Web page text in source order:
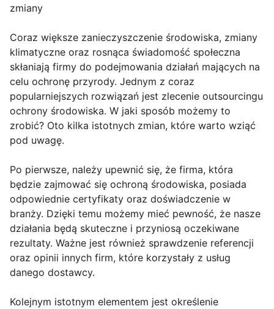
zmiany
Coraz większe zanieczyszczenie środowiska, zmiany
klimatyczne oraz rosnąca świadomość społeczna
skłaniają firmy do podejmowania działań mających na
celu ochronę przyrody. Jednym z coraz
popularniejszych rozwiązań jest zlecenie outsourcingu
ochrony środowiska. W jaki sposób możemy to
zrobić? Oto kilka istotnych zmian, które warto wziąć
pod uwagę.
Po pierwsze, należy upewnić się, że firma, która
będzie zajmować się ochroną środowiska, posiada
odpowiednie certyfikaty oraz doświadczenie w
branży. Dzięki temu możemy mieć pewność, że nasze
działania będą skuteczne i przyniosą oczekiwane
rezultaty. Ważne jest również sprawdzenie referencji
oraz opinii innych firm, które korzystały z usług
danego dostawcy.
Kolejnym istotnym elementem jest określenie